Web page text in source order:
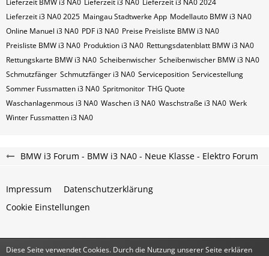
Lieferzeit BMW i3 NA0 Lieferzeit i3 NA0 Lieferzeit i3 NA0 2024
Lieferzeit i3 NA0 2025 Maingau Stadtwerke App Modellauto BMW i3 NA0
Online Manuel i3 NA0 PDF i3 NA0 Preise Preisliste BMW i3 NA0
Preisliste BMW i3 NA0 Produktion i3 NA0 Rettungsdatenblatt BMW i3 NA0
Rettungskarte BMW i3 NA0 Scheibenwischer Scheibenwischer BMW​ i3 NA0
Schmutzfänger Schmutzfänger i3 NA0 Serviceposition Servicestellung
Sommer Fussmatten i3 NA0 Spritmonitor THG Quote
Waschanlagenmous i3 NA0 Waschen i3 NA0 Waschstraße i3 NA0 Werk
Winter Fussmatten i3 NA0
BMW i3 Forum - BMW i3 NA0 - Neue Klasse - Elektro Forum
Impressum
Datenschutzerklärung
Cookie Einstellungen
Diese Seite verwendet Cookies. Durch die Nutzung unserer Seite erklären